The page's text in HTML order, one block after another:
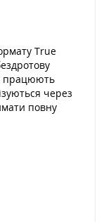
True
працюють
через
повну